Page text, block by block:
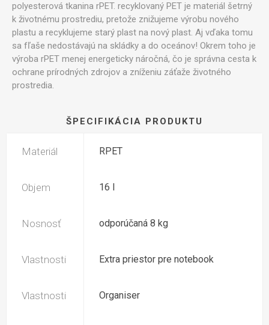
polyesterová tkanina rPET. recyklovaný PET je materiál šetrný
k životnému prostrediu, pretože znižujeme výrobu nového
plastu a recyklujeme starý plast na nový plast. Aj vďaka tomu
sa fľaše nedostávajú na skládky a do oceánov! Okrem toho je
výroba rPET menej energeticky náročná, čo je správna cesta k
ochrane prírodných zdrojov a zníženiu záťaže životného
prostredia.
ŠPECIFIKÁCIA PRODUKTU
Materiál RPET
Objem 16 l
Nosnosť odporúčaná 8 kg
Vlastnosti Extra priestor pre notebook
Vlastnosti Organiser